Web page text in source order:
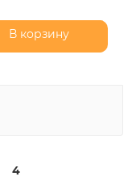
В корзину
4